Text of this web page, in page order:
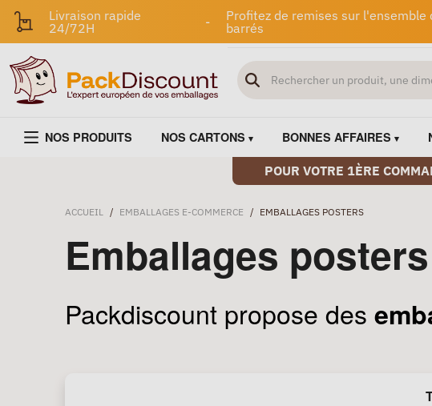
Livraison rapide
24/72H
-
Profitez de remises sur
barrés
NOS PRODUITS NOS CARTONS BONNES AFFAIRES
POUR VOTRE 1ÈRE
ACCUEIL / EMBALLAGES E-COMMERCE / EMBALLAGES POSTERS
Emballages posters
Packdiscount propose des